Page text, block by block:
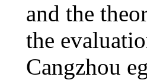
and the
the
Cangzhou